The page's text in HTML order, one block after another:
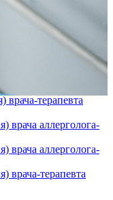
врача-терапевта
врача аллерголога-
врача аллерголога-
врача-терапевта